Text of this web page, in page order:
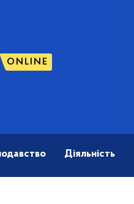
ONLINE
Діяльність